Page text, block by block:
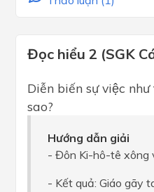
Đọc hiểu 2 (SGK
Diễn biến sự việc
sao?
Hướng dẫn giải
- Đôn Ki-hô-tê xông
- Kết quả: Giáo gãy